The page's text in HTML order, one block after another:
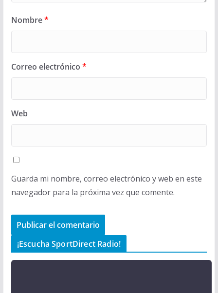
Nombre*
Correo electrónico *
Web
Guarda mi nombre, correo electrónico y web en este
navegador para la próxima vez que comente.
¡Escucha SportDirect Radio!